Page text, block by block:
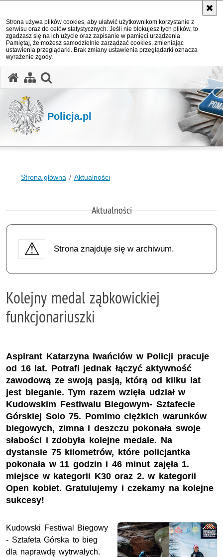
Strona używa plików cookies, aby ułatwić użytkownikom korzystanie z
serwisu oraz do celów statystycznych. Jeśli nie blokujesz tych plików, to
zgadzasz się na ich użycie oraz zapisanie w pamięci urządzenia.
Pamiętaj, że możesz samodzielnie zarządzać cookies, zmieniając
ustawienia przeglądarki. Brak zmiany ustawienia przeglądarki oznacza
wyrażenie zgody.
Policja.pl
Strona główna Aktualności
Aktualności
Strona znajduje się w archiwum.
Kolejny medal ząbkowickiej
funkcjonariuszki
Aspirant Katarzyna Iwańciów w Policji pracuje
od 16 lat. Potrafi jednak łączyć aktywność
zawodową ze swoją pasją, którą od kilku lat
jest bieganie. Tym razem wzięła udział w
Kudowskim Festiwalu Biegowym- Sztafecie
Górskiej Solo 75. Pomimo ciężkich warunków
biegowych, zimna i deszczu pokonała swoje
słabości i zdobyła kolejne medale. Na
dystansie 75 kilometrów, które policjantka
pokonała w 11 godzin i 46 minut zajęła 1.
miejsce w kategorii K30 oraz 2. w kategorii
Open kobiet. Gratulujemy i czekamy na kolejne
sukcesy!
Kudowski Festiwal Biegowy
- Sztafeta Górska to bieg
dla naprawdę wytrwałych.